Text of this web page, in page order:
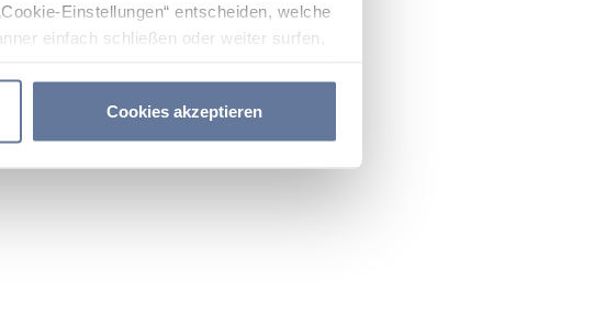
Einstellungen“ entscheiden, welche
einfach schließen oder weiter surfen,
Cookies akzeptieren